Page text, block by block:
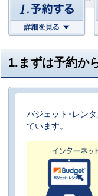
1.まずは予約か
バジェット･レン
ています。